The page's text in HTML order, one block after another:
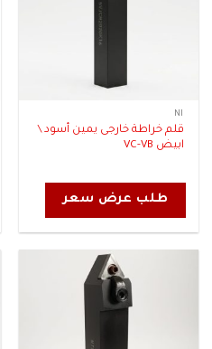
NI
قلم خراطة خارجى يمين أسود \
ابيض VC-VB
طلب عرض سعر